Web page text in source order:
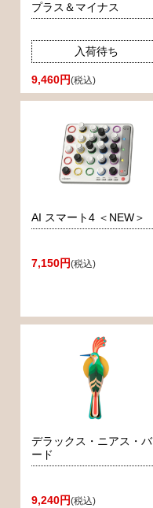
プラス＆マイナス
入荷待ち
9,460円(税込)
AI スマート4 ＜NEW＞
7,150円(税込)
デラックス・ニアス・バ
ード
9,240円(税込)